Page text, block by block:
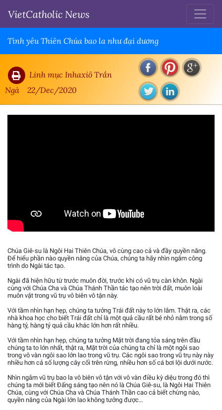
VietCatholic News
Tình yêu Thiên Chúa bao la như đại dương
Linh mục Inhaxiô Trần
Ngà
22/Dec/2020
Chúa Giê-su là Ngôi Hai Thiên Chúa, vô cùng cao cả và đầy quyền năng.
Để hiểu phần nào quyền năng của Chúa, chúng ta hãy nhìn ngắm công
trình do Ngài tác tạo.
Ngài đã hiện hữu từ trước muôn đời, trước khi có vũ trụ càn khôn. Ngài
cùng với Chúa Cha và Chúa Thánh Thần tác tạo nên trời đất, muôn loài
muôn vật trong vũ trụ vô biên vô tận này.
Với tầm nhìn hạn hẹp, chúng ta tưởng Trái đất này to lớn lắm. Thật ra, các
nhà khoa học cho biết Trái đất chỉ là một quả cầu rất bé nhỏ nằm trong số
hàng tỷ, hàng tỷ quả cầu khác lớn hơn rất nhiều.
Với tầm nhìn hạn hẹp, chúng ta tưởng Mặt trời đang tỏa sáng trên đầu
chúng ta to lớn nhất, thật ra, Mặt trời của chúng ta chỉ là một ngôi sao
trong vô vàn ngôi sao lớn lao trong vũ trụ. Các ngôi sao trong vũ trụ này này
nhiều hơn cả số lượng cây cối trên rừng, nhiều hơn số cá bơi lội dưới nước.
Nhìn ngắm vũ trụ bao la vô biên vô tận với vô vàn điều kỳ diệu trong đó thì
chúng ta mới biết Đấng sáng tạo nên nó là Chúa Giê-su, là Ngôi Hai Thiên
Chúa, cùng với Chúa Cha và Chúa Thánh Thần cao cả biết chừng nào,
quyền năng của Ngài lớn lao không tưởng được…